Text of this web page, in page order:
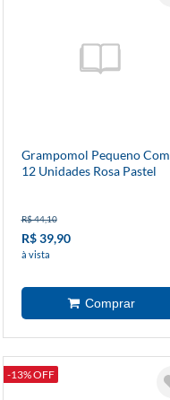
Grampomol Pequeno Com
12 Unidades Rosa Pastel
R$ 44,10
R$ 39,90
à vista
-13% OFF